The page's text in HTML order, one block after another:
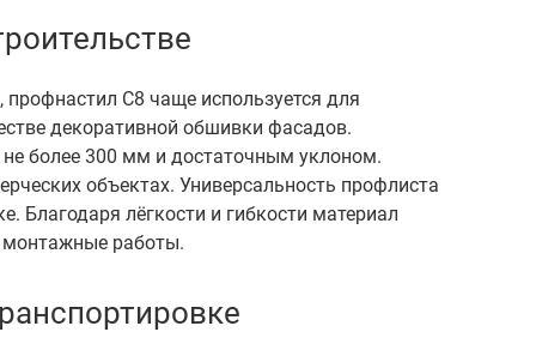
С8 чаще используется для
декоративной обшивки фасадов.
более 300 мм и достаточным уклоном.
объектах. Универсальность профлиста
Благодаря лёгкости и гибкости материал
монтажные работы.